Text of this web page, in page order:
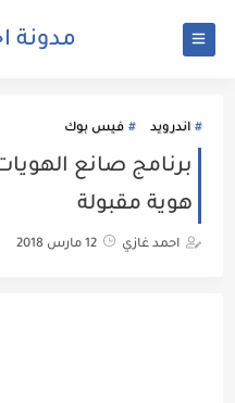
مدونة
اندرويد فيس بوك
برنامج صانع
هوية مقبولة
احمد غازي 12 مارس 2018